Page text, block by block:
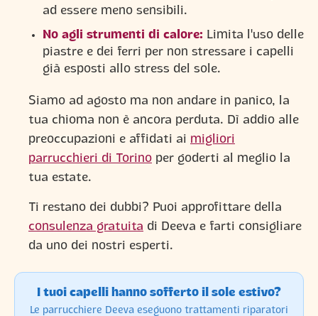
ad essere meno sensibili.
No agli strumenti di calore: Limita l'uso delle
piastre e dei ferri per non stressare i capelli
già esposti allo stress del sole.
Siamo ad agosto ma non andare in panico, la
tua chioma non è ancora perduta. Dì addio alle
preoccupazioni e affidati ai migliori
parrucchieri di Torino per goderti al meglio la
tua estate.
Ti restano dei dubbi? Puoi approfittare della
consulenza gratuita di Deeva e farti consigliare
da uno dei nostri esperti.
I tuoi capelli hanno sofferto il sole estivo?
Le parrucchiere Deeva eseguono trattamenti riparatori